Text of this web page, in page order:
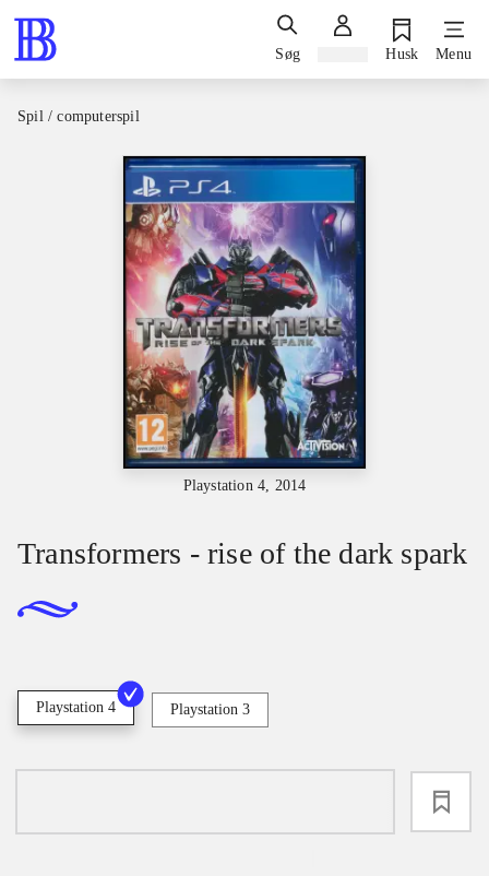
Søg Husk Menu
Spil / computerspil
Playstation 4, 2014
Transformers - rise of the dark spark
Playstation 4 Playstation 3